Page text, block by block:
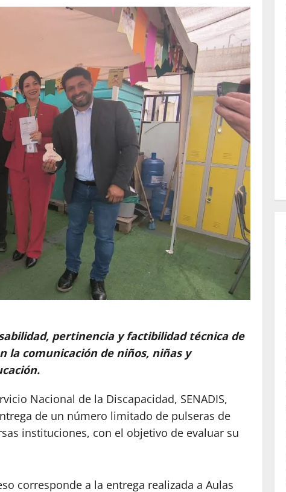
pertinencia y factibilidad técnica de
la comunicación de niños, niñas y
Nacional de la Discapacidad, SENADIS,
de un número limitado de pulseras de
instituciones, con el objetivo de evaluar su
corresponde a la entrega realizada a Aulas